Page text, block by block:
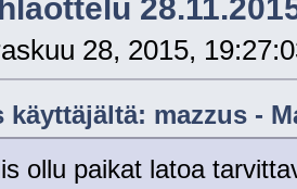
28, 2015,
käyttäjältä: mazzus -
ollu paikat latoa